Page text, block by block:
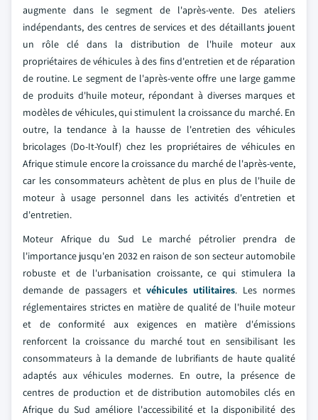
augmente dans le segment de l'après-vente. Des ateliers
indépendants, des centres de services et des détaillants jouent
un rôle clé dans la distribution de l'huile moteur aux
propriétaires de véhicules à des fins d'entretien et de réparation
de routine. Le segment de l'après-vente offre une large gamme
de produits d'huile moteur, répondant à diverses marques et
modèles de véhicules, qui stimulent la croissance du marché. En
outre, la tendance à la hausse de l'entretien des véhicules
bricolages (Do-It-Youlf) chez les propriétaires de véhicules en
Afrique stimule encore la croissance du marché de l'après-vente,
car les consommateurs achètent de plus en plus de l'huile de
moteur à usage personnel dans les activités d'entretien et
d'entretien.
Moteur Afrique du Sud Le marché pétrolier prendra de
l'importance jusqu'en 2032 en raison de son secteur automobile
robuste et de l'urbanisation croissante, ce qui stimulera la
demande de passagers etvéhicules utilitaires. Les normes
réglementaires strictes en matière de qualité de l'huile moteur
et de conformité aux exigences en matière d'émissions
renforcent la croissance du marché tout en sensibilisant les
consommateurs à la demande de lubrifiants de haute qualité
adaptés aux véhicules modernes. En outre, la présence de
centres de production et de distribution automobiles clés en
Afrique du Sud améliore l'accessibilité et la disponibilité des